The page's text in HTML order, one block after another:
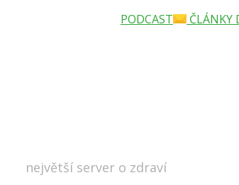
největší server o zdraví
PODCAST ČLÁNKY